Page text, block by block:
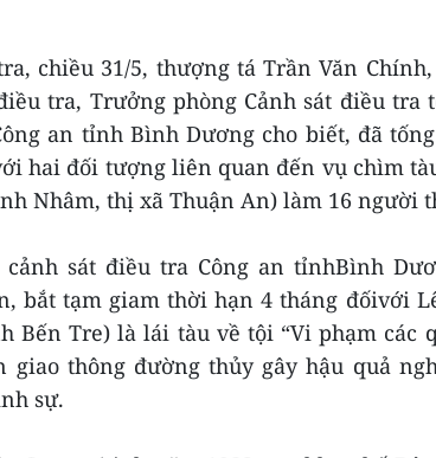
chiều 31/5, thượng tá Trần Văn
tra, Trưởng phòng Cảnh sát điều tra
an tỉnh Bình Dương cho biết, đã
hai đối tượng liên quan đến vụ chìm
Nhâm, thị xã Thuận An) làm 16 người
cảnh sát điều tra Công an tỉnhBình
bắt tạm giam thời hạn 4 tháng đốivới
Bến Tre) là lái tàu về tội “Vi phạm các
thông đường thủy gây hậu quả
sự.